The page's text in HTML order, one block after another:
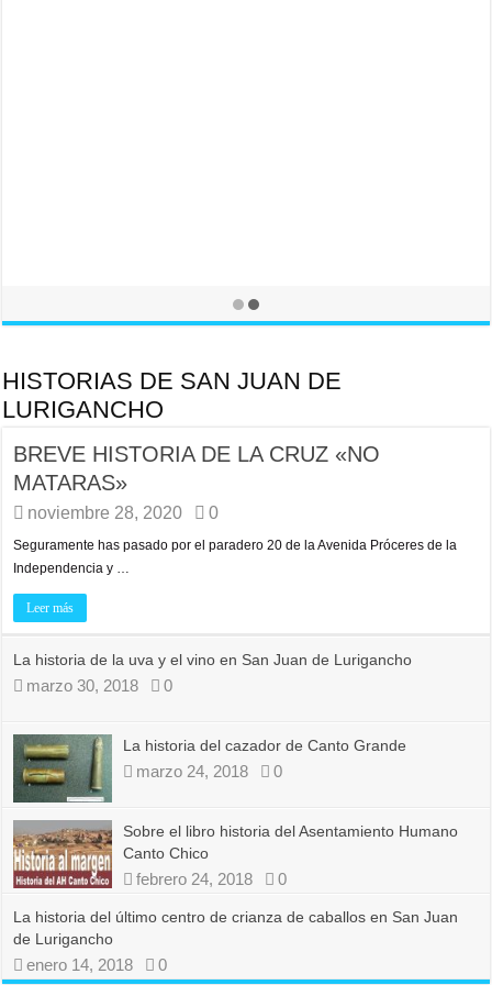
HISTORIAS DE SAN JUAN DE
LURIGANCHO
BREVE HISTORIA DE LA CRUZ «NO
MATARAS»
noviembre 28, 2020 0
Seguramente has pasado por el paradero 20 de la Avenida Próceres de la
Independencia y …
Leer más
La historia de la uva y el vino en San Juan de Lurigancho
marzo 30, 2018 0
La historia del cazador de Canto Grande
marzo 24, 2018 0
Sobre el libro historia del Asentamiento Humano
Canto Chico
febrero 24, 2018 0
La historia del último centro de crianza de caballos en San Juan
de Lurigancho
enero 14, 2018 0